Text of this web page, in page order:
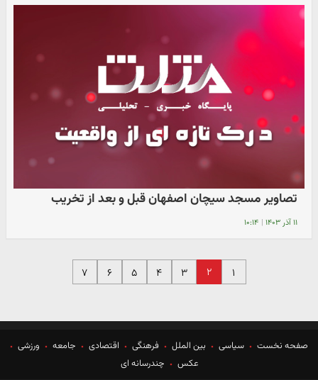
تصاویر مسجد سیچان اصفهان قبل و بعد از تخریب
۱۱ آذر ۱۴۰۳ | ۱۰:۱۴
۱ ۲ ۳ ۴ ۵ ۶ ۷
صفحه نخست سیاسی بین الملل فرهنگی اقتصادی جامعه
ورزشی
عکس
چندرسانه ای